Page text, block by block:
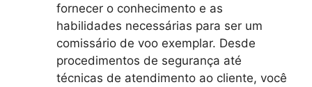
fornecer o conhecimento e as
habilidades necessárias para ser um
comissário de voo exemplar. Desde
procedimentos de segurança até
técnicas de atendimento ao cliente, você